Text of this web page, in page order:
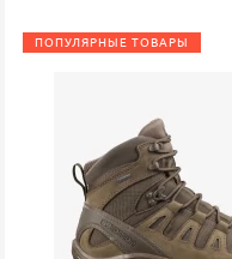
ПОПУЛЯРНЫЕ ТОВАРЫ